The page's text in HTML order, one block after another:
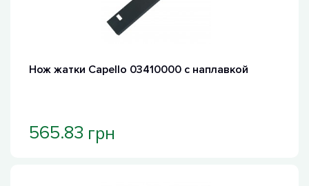
Нож жатки Capello 03410000 с наплавкой
565.83 грн